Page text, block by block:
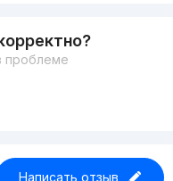
проблеме
Написать отзыв